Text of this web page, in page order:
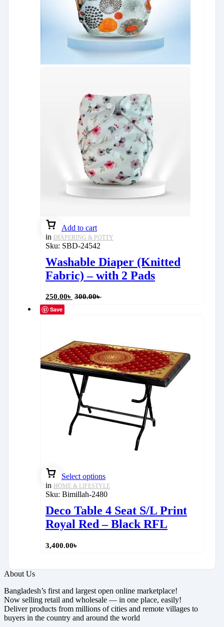
Add to cart
in DIAPERING & POTTY
Sku: SBD-24542
Washable Diaper (Knitted
Fabric) – with 2 Pads
250.00৳ 300.00৳
Save
Select options
in HOME & LIFESTYLE
Sku: Bimillah-2480
Deco Table 4 Seat S/L Print
Royal Red – Black RFL
3,400.00৳
About Us
Bangladesh’s first and largest open online marketplace!
Now selling retail and wholesale — in one place, easily!
Deliver products from millions of cities and remote villages to
buyers in the country and around the world